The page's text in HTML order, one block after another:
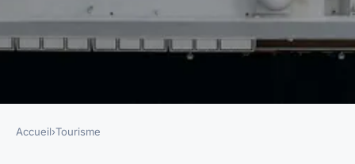
Accueil›Tourisme